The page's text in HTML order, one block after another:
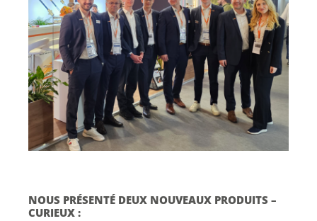
NOUS PRÉSENTÉ DEUX NOUVEAUX PRODUITS –
CURIEUX :